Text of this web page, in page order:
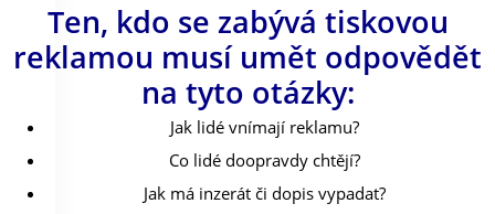
Ten, kdo se zabývá tiskovou
reklamou musí umět odpovědět
na tyto otázky:
Jak lidé vnímají reklamu?
Co lidé doopravdy chtějí?
Jak má inzerát či dopis vypadat?